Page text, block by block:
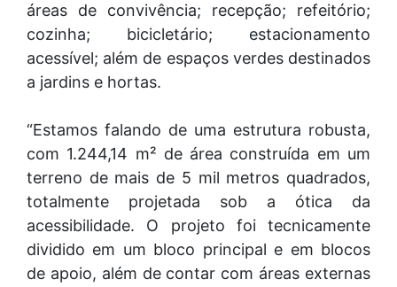
áreas de convivência; recepção; refeitório;
cozinha; bicicletário; estacionamento
acessível; além de espaços verdes destinados
a jardins e hortas.
“Estamos falando de uma estrutura robusta,
com 1.244,14 m² de área construída em um
terreno de mais de 5 mil metros quadrados,
totalmente projetada sob a ótica da
acessibilidade. O projeto foi tecnicamente
dividido em um bloco principal e em blocos
de apoio, além de contar com áreas externas